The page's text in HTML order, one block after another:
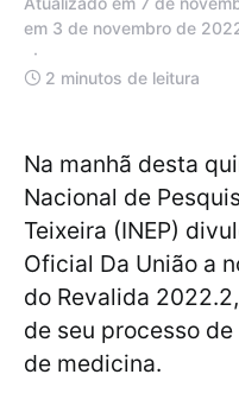
em 3 de novembro de
2 minutos de leitura
Na manhã desta
Nacional de
Teixeira (INEP)
Oficial Da União a
do Revalida
de seu processo
de medicina.